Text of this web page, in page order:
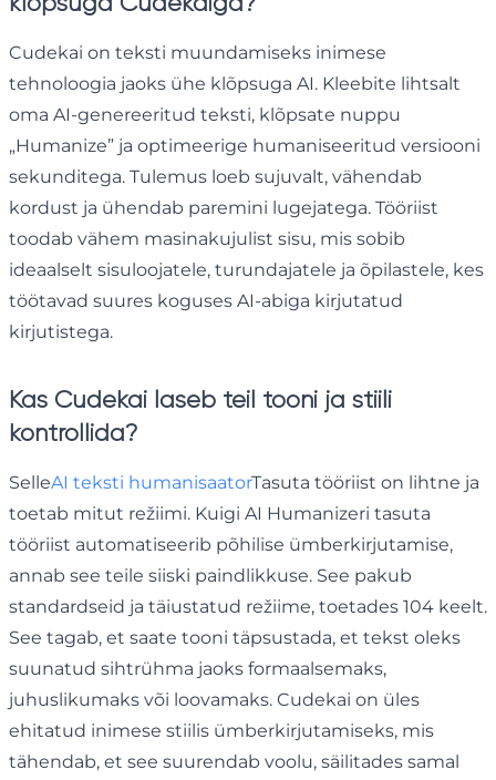
Cudekai on teksti muundamiseks inimese
tehnoloogia jaoks ühe klõpsuga AI. Kleebite lihtsalt
oma AI-genereeritud teksti, klõpsate nuppu
„Humanize” ja optimeerige humaniseeritud versiooni
sekunditega. Tulemus loeb sujuvalt, vähendab
kordust ja ühendab paremini lugejatega. Tööriist
toodab vähem masinakujulist sisu, mis sobib
ideaalselt sisuloojatele, turundajatele ja õpilastele, kes
töötavad suures koguses AI-abiga kirjutatud
kirjutistega.
Kas Cudekai laseb teil tooni ja stiili
kontrollida?
SelleAI teksti humanisaatorTasuta tööriist on lihtne ja
toetab mitut režiimi. Kuigi AI Humanizeri tasuta
tööriist automatiseerib põhilise ümberkirjutamise,
annab see teile siiski paindlikkuse. See pakub
standardseid ja täiustatud režiime, toetades 104 keelt.
See tagab, et saate tooni täpsustada, et tekst oleks
suunatud sihtrühma jaoks formaalsemaks,
juhuslikumaks või loovamaks. Cudekai on üles
ehitatud inimese stiilis ümberkirjutamiseks, mis
tähendab, et see suurendab voolu, säilitades samal